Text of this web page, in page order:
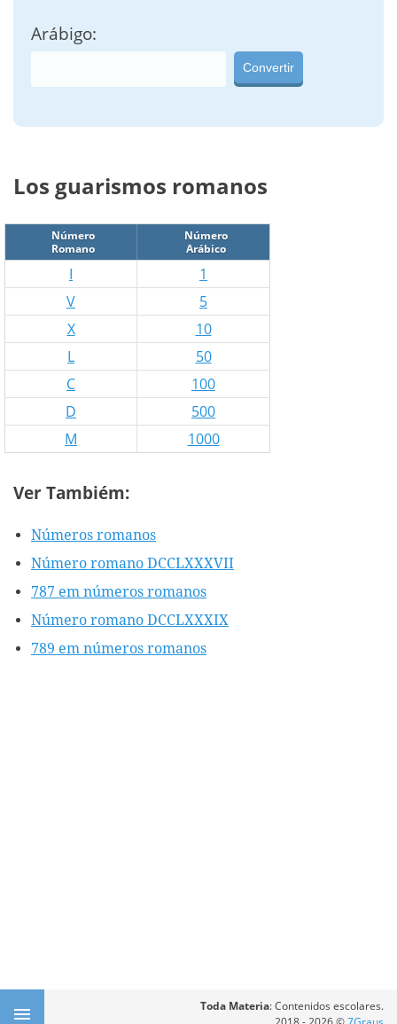
Arábigo:
Convertir
Los guarismos romanos
Número
Romano
Número
Arábico
I
1
V
5
X
10
L
50
C
100
D
500
M
1000
Ver Tambiém:
Números romanos
Número romano DCCLXXXVII
787 em números romanos
Número romano DCCLXXXIX
789 em números romanos
Toda Materia: Contenidos escolares.